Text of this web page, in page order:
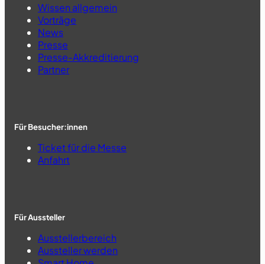
Wissen allgemein
Vorträge
News
Presse
Presse-Akkreditierung
Partner
Für Besucher:innen
Ticket für die Messe
Anfahrt
Für Aussteller
Ausstellerbereich
Aussteller werden